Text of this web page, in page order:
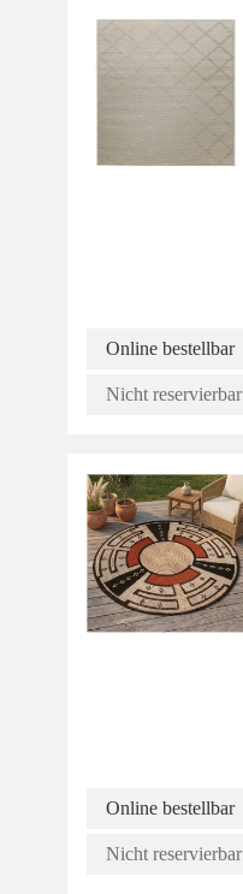
Online bestellbar
Nicht reservierbar
Online bestellbar
Nicht reservierbar